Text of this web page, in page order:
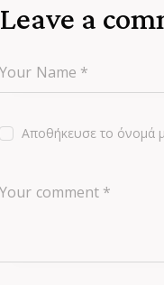
Leave a
Αποθήκευσε το όνομά